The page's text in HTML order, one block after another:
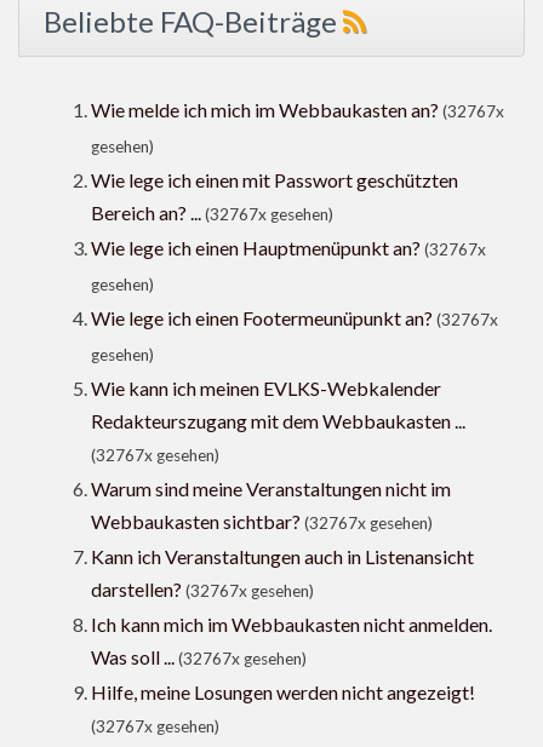
Beliebte FAQ-Beiträge
Wie melde ich mich im Webbaukasten an? (32767x
gesehen)
Wie lege ich einen mit Passwort geschützten
Bereich an? ...(32767x gesehen)
Wie lege ich einen Hauptmenüpunkt an? (32767x
gesehen)
Wie lege ich einen Footermeunüpunkt an? (32767x
gesehen)
Wie kann ich meinen EVLKS-Webkalender
Redakteurszugang mit dem Webbaukasten ...
(32767x gesehen)
Warum sind meine Veranstaltungen nicht im
Webbaukasten sichtbar? (32767x gesehen)
Kann ich Veranstaltungen auch in Listenansicht
darstellen? (32767x gesehen)
Ich kann mich im Webbaukasten nicht anmelden.
Was soll ...(32767x gesehen)
Hilfe, meine Losungen werden nicht angezeigt!
(32767x gesehen)